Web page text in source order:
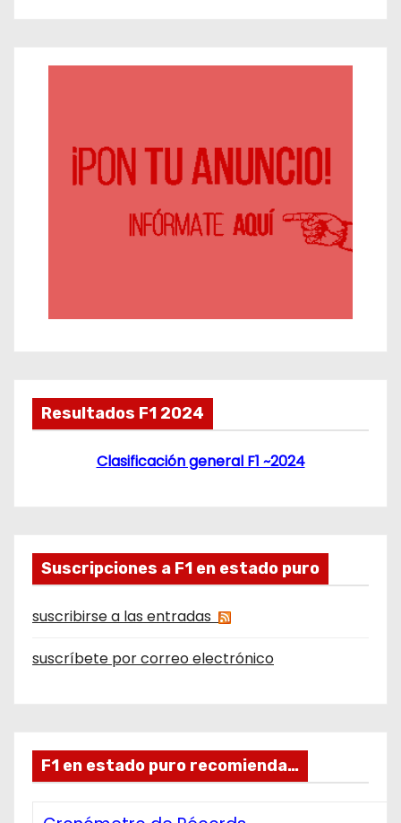
Resultados F1 2024
Clasificación general F1 ~2024
Suscripciones a F1 en estado puro
suscribirse a las entradas
suscríbete por correo electrónico
F1 en estado puro recomienda…